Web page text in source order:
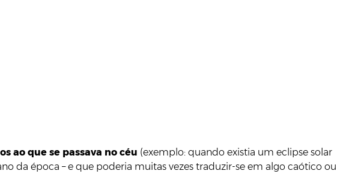
ao que se passava no céu (exemplo: quando existia um eclipse solar
da época – e que poderia muitas vezes traduzir-se em algo caótico ou